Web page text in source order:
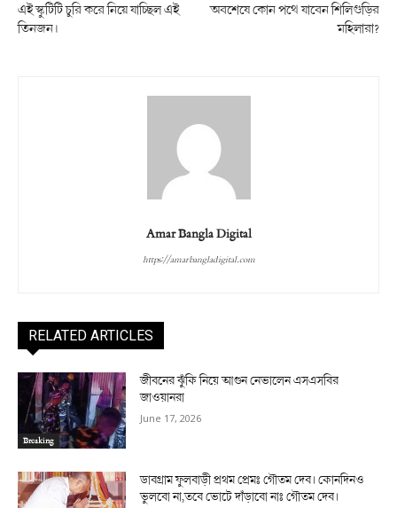
এই স্কুটিটি চুরি করে নিয়ে যাচ্ছিল এই
তিনজন।
অবশেষে কোন পথে যাবেন শিলিগুড়ির
মহিলারা?
Amar Bangla Digital
https://amarbangladigital.com
RELATED ARTICLES
Breaking
জীবনের ঝুঁকি নিয়ে আগুন নেভালেন এসএসবির
জাওয়ানরা
June 17, 2026
ডাবগ্রাম ফুলবাড়ী প্রথম প্রেমঃ গৌতম দেব। কোনদিনও
ভুলবো না,তবে ভোটে দাঁড়াবো নাঃ গৌতম দেব।